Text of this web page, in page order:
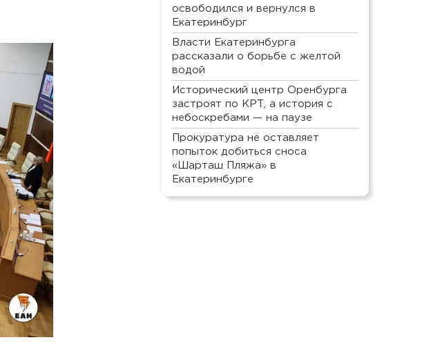
освободился и вернулся в
Екатеринбург
Власти Екатеринбурга
рассказали о борьбе с желтой
водой
Исторический центр Оренбурга
застроят по КРТ, а история с
небоскребами — на паузе
Прокуратура не оставляет
попыток добиться сноса
«Шарташ Пляжа» в
Екатеринбурге